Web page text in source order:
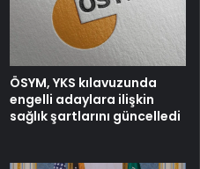
ÖSYM, YKS kılavuzunda
engelli adaylara ilişkin
sağlık şartlarını güncelledi